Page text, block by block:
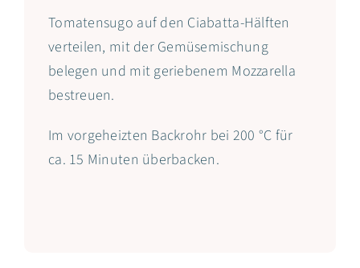
Tomatensugo auf den Ciabatta-Hälften
verteilen, mit der Gemüsemischung
belegen und mit geriebenem Mozzarella
bestreuen.
Im vorgeheizten Backrohr bei 200 °C für
ca. 15 Minuten überbacken.